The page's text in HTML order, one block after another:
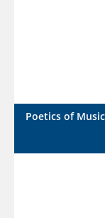
Poetics of